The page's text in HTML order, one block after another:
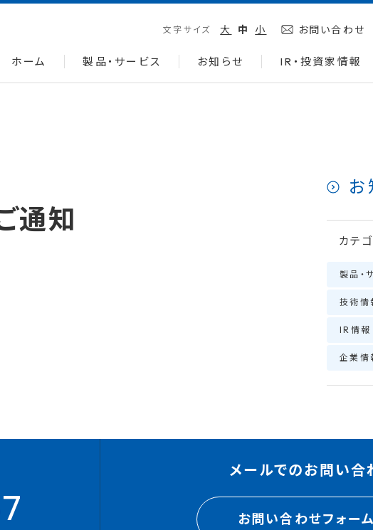
文字サイズ 大 中 小 お問い合わせ
ホーム 製品・サービス お知らせ IR・投資家情報
通知
お
カテ
製品・
技術情
IR情報
企業情
メールでのお問い合
お問い合わせフォー